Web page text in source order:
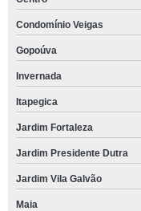
Condomínio Veigas
Gopoúva
Invernada
Itapegica
Jardim Fortaleza
Jardim Presidente Dutra
Jardim Vila Galvão
Maia